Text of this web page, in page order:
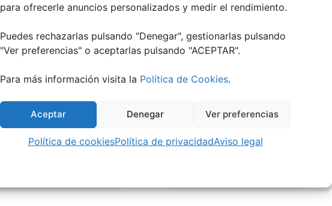
para ofrecerle anuncios personalizados y medir el rendimiento.
Puedes rechazarlas pulsando "Denegar", gestionarlas pulsando
"Ver preferencias" o aceptarlas pulsando "ACEPTAR".
Para más información visita la Política de Cookies.
Aceptar Denegar Ver preferencias
Política de cookiesPolítica de privacidadAviso legal
30 abril, 2026
22 junio, 2026